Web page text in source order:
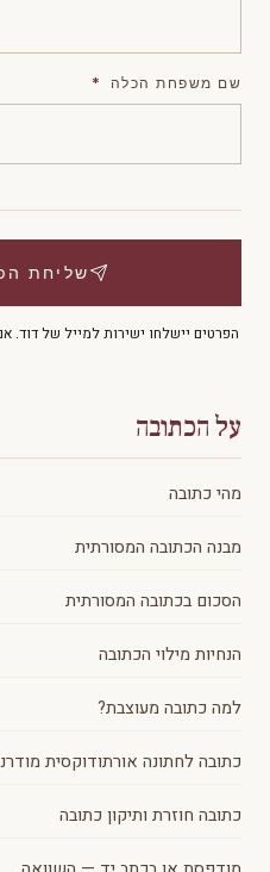
שם משפחת הכלה *
שליחת
הפרטים יישלחו ישירות למייל של
על הכתובה
מהי כתובה
מבנה הכתובה המסורתית
הסכום בכתובה המסורתית
הנחיות מילוי הכתובה
למה כתובה מעוצבת?
כתובה לחתונה אורתודוקסית
כתובה חוזרת ותיקון כתובה